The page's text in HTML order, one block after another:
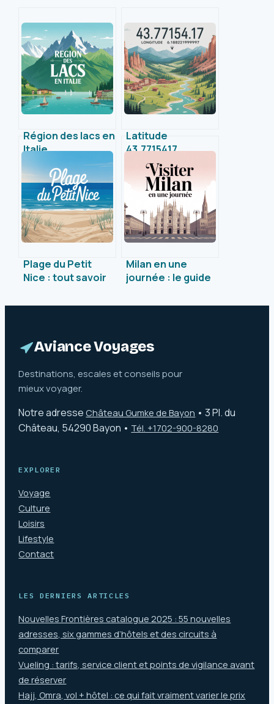
Région des lacs en
Italie
incontournables :
guide pour un
séjour unique
Latitude
43.7715417
Longitude
6.18982619999997
: ce que révèle ce
point précis
Plage du Petit
Nice : tout savoir
Milan en une
journée : le guide
une visite éclair
Aviance Voyages
Destinations, escales et conseils pour
mieux voyager.
Notre adresse Château Gumke de Bayon •3 Pl. du
Château, 54290 Bayon • Tél. +1702-900-8280
EXPLORER
Voyage
Culture
Loisirs
Lifestyle
Contact
LES DERNIERS ARTICLES
Nouvelles Frontières catalogue 2025 : 55 nouvelles
adresses, six gammes d’hôtels et des circuits à
comparer
Vueling : tarifs, service client et points de vigilance avant
de réserver
Hajj, Omra, vol + hôtel : ce qui fait vraiment varier le prix